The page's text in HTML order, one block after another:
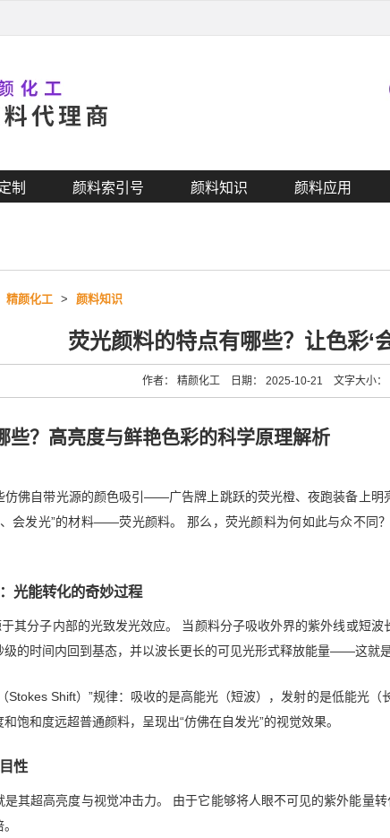
制 颜料索引号 颜料知识 颜料应用
精颜化工 > 颜料知识
荧光颜料的特点有哪些？让色彩‘
作者： 精颜化工 日期： 2025-10-21 文字大小：
些？高亮度与鲜艳色彩的科学原理解析
仿佛自带光源的颜色吸引——广告牌上跳跃的荧光橙、夜跑装备上
会发光”的材料——荧光颜料。 那么，荧光颜料为何如此与众不同
光能转化的奇妙过程
于其分子内部的光致发光效应。 当颜料分子吸收外界的紫外线或短
的时间内回到基态，并以波长更长的可见光形式释放能量——这就是
Stokes Shift）”规律：吸收的是高能光（短波），发射的是低能光
饱和度远超普通颜料，呈现出“仿佛在自发光”的视觉效果。
性
其超高亮度与视觉冲击力。 由于它能够将人眼不可见的紫外能量